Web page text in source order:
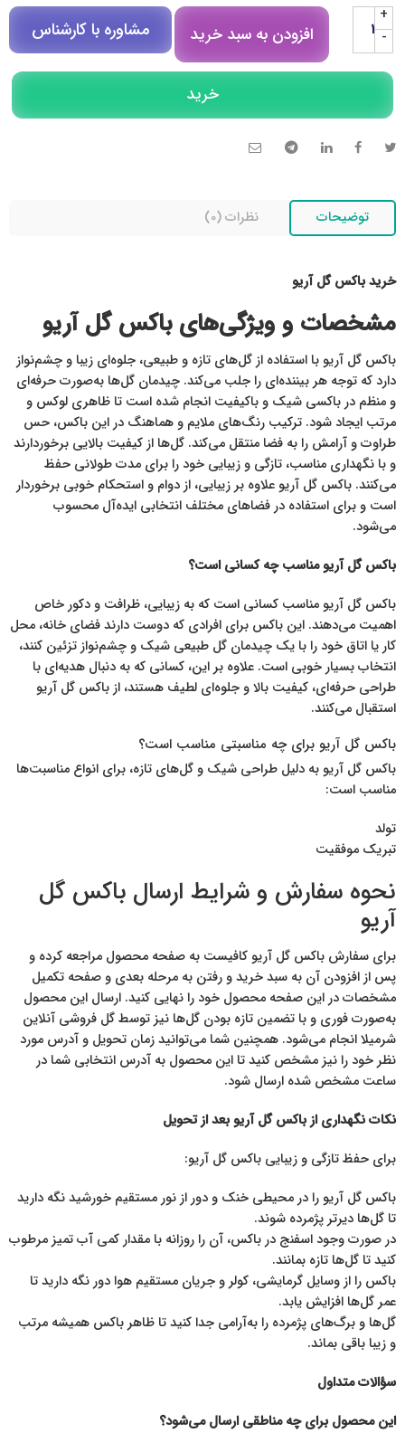
+
-
افزودن به سبد خرید مشاوره با کارشناس
مشاوره در روبیکا
تلگرام
خرید
توضیحات نظرات (0)
خرید باکس گل آریو
مشخصات و ویژگی‌های باکس گل آریو
باکس گل آریو با استفاده از گل‌های تازه و طبیعی، جلوه‌ای زیبا و چشم‌نواز
دارد که توجه هر بیننده‌ای را جلب می‌کند. چیدمان گل‌ها به‌صورت حرفه‌ای
و منظم در باکسی شیک و باکیفیت انجام شده است تا ظاهری لوکس و
مرتب ایجاد شود. ترکیب رنگ‌های ملایم و هماهنگ در این باکس، حس
طراوت و آرامش را به فضا منتقل می‌کند. گل‌ها از کیفیت بالایی برخوردارند
و با نگهداری مناسب، تازگی و زیبایی خود را برای مدت طولانی حفظ
می‌کنند. باکس گل آریو علاوه بر زیبایی، از دوام و استحکام خوبی برخوردار
است و برای استفاده در فضاهای مختلف انتخابی ایده‌آل محسوب
می‌شود.
باکس گل آریو مناسب چه کسانی است؟
باکس گل آریو مناسب کسانی است که به زیبایی، ظرافت و دکور خاص
اهمیت می‌دهند. این باکس برای افرادی که دوست دارند فضای خانه، محل
کار یا اتاق خود را با یک چیدمان گل طبیعی شیک و چشم‌نواز تزئین کنند،
انتخاب بسیار خوبی است. علاوه بر این، کسانی که به دنبال هدیه‌ای با
طراحی حرفه‌ای، کیفیت بالا و جلوه‌ای لطیف هستند، از باکس گل آریو
استقبال می‌کنند.
باکس گل آریو برای چه مناسبتی مناسب است؟
باکس گل آریو به دلیل طراحی شیک و گل‌های تازه، برای انواع مناسبت‌ها
مناسب است:
تولد
تبریک موفقیت
نحوه سفارش و شرایط ارسال باکس گل
آریو
برای سفارش باکس گل آریو کافیست به صفحه محصول مراجعه کرده و
پس از افزودن آن به سبد خرید و رفتن به مرحله بعدی و صفحه تکمیل
مشخصات در این صفحه محصول خود را نهایی کنید. ارسال این محصول
به‌صورت فوری و با تضمین تازه بودن گل‌ها نیز توسط گل فروشی آنلاین
شرمیلا انجام می‌شود. همچنین شما می‌توانید زمان تحویل و آدرس مورد
نظر خود را نیز مشخص کنید تا این محصول به آدرس انتخابی شما در
ساعت مشخص شده ارسال شود.
نکات نگهداری از باکس گل آریو بعد از تحویل
برای حفظ تازگی و زیبایی باکس گل آریو:
باکس گل آریو را در محیطی خنک و دور از نور مستقیم خورشید نگه دارید
تا گل‌ها دیرتر پژمرده شوند.
در صورت وجود اسفنج در باکس، آن را روزانه با مقدار کمی آب تمیز مرطوب
کنید تا گل‌ها تازه بمانند.
باکس را از وسایل گرمایشی، کولر و جریان مستقیم هوا دور نگه دارید تا
عمر گل‌ها افزایش یابد.
گل‌ها و برگ‌های پژمرده را به‌آرامی جدا کنید تا ظاهر باکس همیشه مرتب
و زیبا باقی بماند.
سؤالات متداول
این محصول برای چه مناطقی ارسال می‌شود؟